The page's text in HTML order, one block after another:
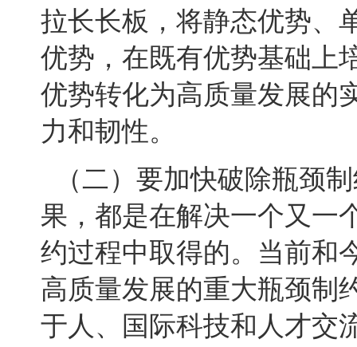
拉长长板，将静态优势、
优势，在既有优势基础上
优势转化为高质量发展的
力和韧性。
（二）要加快破除瓶颈
果，都是在解决一个又一
约过程中取得的。当前和
高质量发展的重大瓶颈制
于人、国际科技和人才交